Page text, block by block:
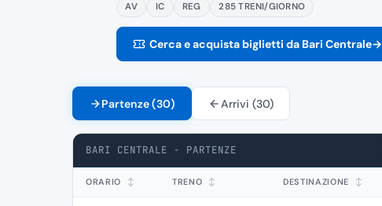
AV IC REG 285 TRENI/GIORNO
Cerca e acquista biglietti da Bari Centrale→
Partenze (30) Arrivi (30)
BARI CENTRALE - PARTENZE
ORARIO ↕ TRENO ↕ DESTINAZIONE ↕